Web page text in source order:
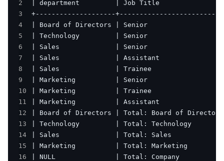
2
3
4
5
6
7
8
9
10
11
12
13
14
15
16